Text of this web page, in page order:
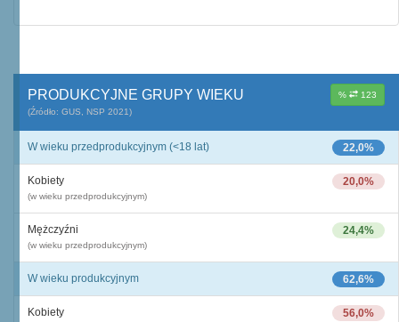
% 123
PRODUKCYJNE GRUPY WIEKU
(Źródło: GUS, NSP 2021)
22,0%
W wieku przedprodukcyjnym (<18 lat)
20,0%
Kobiety
(w wieku przedprodukcyjnym)
24,4%
Mężczyźni
(w wieku przedprodukcyjnym)
62,6%
W wieku produkcyjnym
56,0%
Kobiety